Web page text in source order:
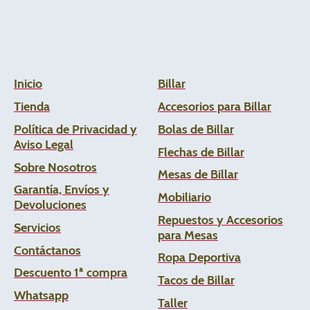
Inicio
Tienda
Política de Privacidad y
Aviso Legal
Sobre Nosotros
Garantía, Envíos y
Devoluciones
Servicios
Contáctanos
Descuento 1ª compra
Whatsapp
Billar
Accesorios para Billar
Bolas de Billar
Flechas de Billar
Mesas de Billar
Mobiliario
Repuestos y Accesorios
para Mesas
Ropa Deportiva
Tacos de Billar
Taller